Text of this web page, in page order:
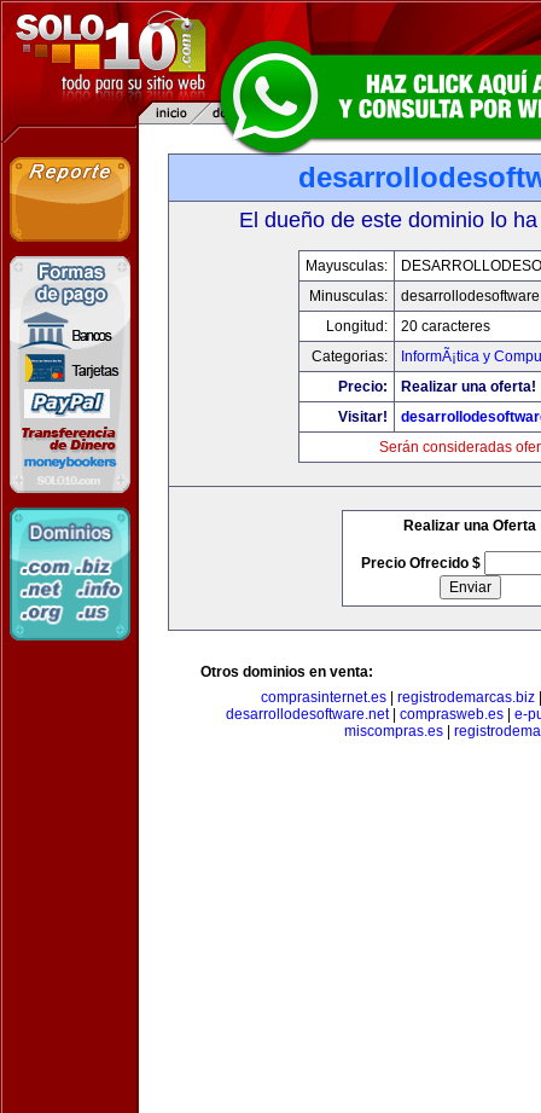
El dueño de este dominio lo
Mayusculas:
Minusculas:
Longitud:
20 caracteres
Categorias:
InformÃ¡tica y
Precio:
Realizar una oferta!
Visitar!
Serán consideradas
Realizar una Oferta
Precio Ofrecido $
Otros dominios en venta:
comprasinternet.es
registrodemarcas.biz
desarrollodesoftware.net| comprasweb.es| e-
miscompras.es